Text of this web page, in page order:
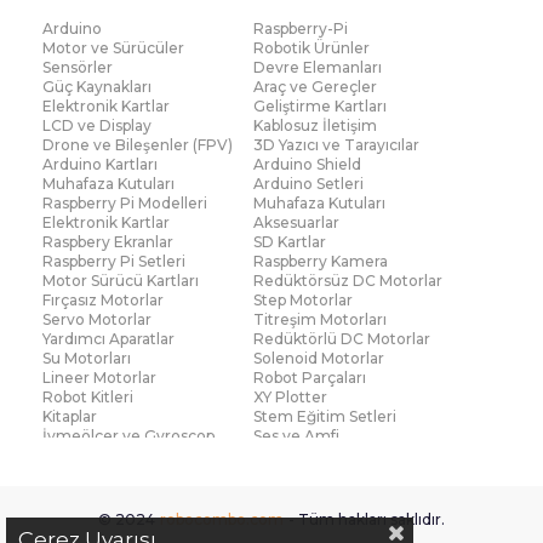
medikal cihazlara, otomasyondan IoT
uygulamalarına kadar geniş bir alanda
kullanılmaktadır. En kaliteli sensör modelleri için
Robocombo, uygun fiyatları ve de geniş ürün
yelpazesiyle ihtiyaçlarınıza yanıt vermektedir.
Güvenli alışverişin kaliteli adresi olan Robocombo,
robotik kodlama ve sensör alanında daima
yanınızdadır.
İvmeölçer ve gyroscopesensörleri, hareket
algılama ve pozisyon belirleme konularında
kullanılır. Bu sensörler, özellikle drone, robotik kol
ve sanal gerçeklik projelerinde yaygın olarak tercih
edilir. İvme ve açısal hız gibi verilerle gelişmiş
Ses ve amfimodülleri, ses seviyesini algılayarak
Arduino
Raspberry-Pi
Motor ve Sürücüler
Robotik Ürünler
Sensörler
Devre Elemanları
Güç Kaynakları
Araç ve Gereçler
Elektronik Kartlar
Geliştirme Kartları
LCD ve Display
Kablosuz İletişim
Drone ve Bileşenler (FPV)
3D Yazıcı ve Tarayıcılar
Arduino Kartları
Arduino Shield
Muhafaza Kutuları
Arduino Setleri
Raspberry Pi Modelleri
Muhafaza Kutuları
Elektronik Kartlar
Aksesuarlar
Raspbery Ekranlar
SD Kartlar
Raspberry Pi Setleri
Raspberry Kamera
Motor Sürücü Kartları
Redüktörsüz DC Motorlar
Fırçasız Motorlar
Step Motorlar
Servo Motorlar
Titreşim Motorları
Yardımcı Aparatlar
Redüktörlü DC Motorlar
Su Motorları
Solenoid Motorlar
Lineer Motorlar
Robot Parçaları
Robot Kitleri
XY Plotter
Kitaplar
Stem Eğitim Setleri
İvmeölçer ve Gyroscop
Ses ve Amfi
Voltaj ve Akım
Titreşim
Basınç ve Kuvvet
© 2024 robocombo.com - Tüm hakları saklıdır.